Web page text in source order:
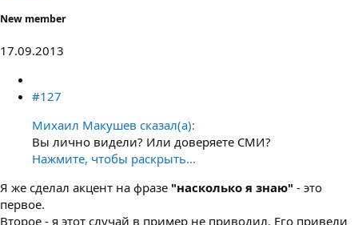
New member
17.09.2013
#127
Михаил Макушев сказал(а):
Вы лично видели? Или доверяете СМИ?
Нажмите, чтобы раскрыть...
Я же сделал акцент на фразе "насколько я знаю" - это
первое.
Второе - я этот случай в пример не приводил. Его привели